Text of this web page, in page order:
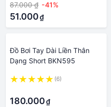
lá cây Bộ đồ liền thân biến
mất Áo liền quần có khóa
màu
87.000 ₫ -41%
51.000₫
Đồ Bơi Tay Dài Liền Thân
Dạng Short BKN595
(6)
180.000₫